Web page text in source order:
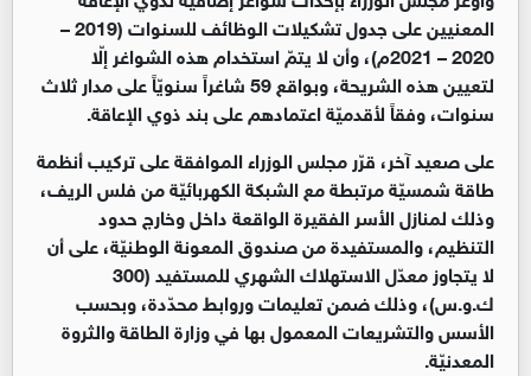
المعنيين على جدول تشكيلات الوظائف للسنوات (2019 –
2020 – 2021م)، وأن لا يتمّ استخدام هذه الشواغر إلّا
لتعيين هذه الشريحة، وبواقع 59 شاغراً سنويّاً على مدار ثلاث
سنوات، وفقاً لأقدميّة اعتمادهم على بند ذوي الإعاقة.
على صعيد آخر، قرّر مجلس الوزراء الموافقة على تركيب أنظمة
طاقة شمسيّة مرتبطة مع الشبكة الكهربائيّة من فلس الريف،
وذلك لمنازل الأسر الفقيرة الواقعة داخل وخارج حدود
التنظيم، والمستفيدة من صندوق المعونة الوطنيّة، على أن
لا يتجاوز معدّل الاستهلاك الشهري للمستفيد (300
ك.و.س)، وذلك ضمن تعليمات وروابط محدّدة، وبحسب
الأسس والتشريعات المعمول بها في وزارة الطاقة والثروة
المعدنيّة.